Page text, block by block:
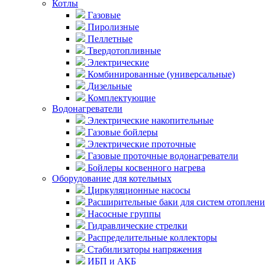
Котлы
Газовые
Пиролизные
Пеллетные
Твердотопливные
Электрические
Комбинированные (универсальные)
Дизельные
Комплектующие
Водонагреватели
Электрические накопительные
Газовые бойлеры
Электрические проточные
Газовые проточные водонагреватели
Бойлеры косвенного нагрева
Оборудование для котельных
Циркуляционные насосы
Расширительные баки для систем
Насосные группы
Гидравлические стрелки
Распределительные коллекторы
Стабилизаторы напряжения
ИБП и АКБ